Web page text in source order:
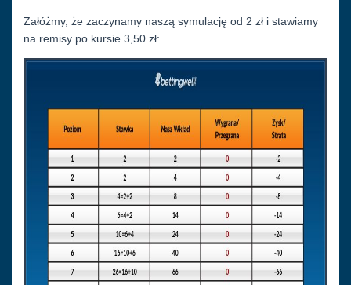
Załóżmy, że zaczynamy naszą symulację od 2 zł i stawiamy
na remisy po kursie 3,50 zł: